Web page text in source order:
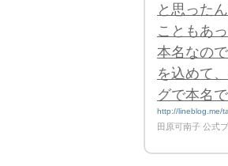
と思った
こともあ
本名なの
を込めて
グで本名
http://lineblog.me/
田原可南子 公式